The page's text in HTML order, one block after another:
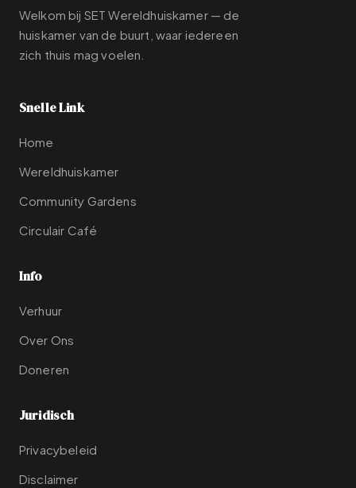
Welkom bij SET Wereldhuiskamer — de
huiskamer van de buurt, waar iedereen
zich thuis mag voelen.
Snelle Link
Home
Wereldhuiskamer
Community Gardens
Circulair Café
Info
Verhuur
Over Ons
Doneren
Juridisch
Privacybeleid
Disclaimer